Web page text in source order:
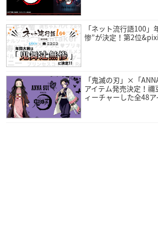
「ネット流行語100
惨”が決定！第2位
「鬼滅の刃」×「
アイテム発売決定！禰
ィーチャーした全48